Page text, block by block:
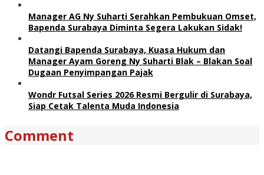
Manager AG Ny Suharti Serahkan Pembukuan Omset,
Bapenda Surabaya Diminta Segera Lakukan Sidak!
Datangi Bapenda Surabaya, Kuasa Hukum dan
Manager Ayam Goreng Ny Suharti Blak – Blakan Soal
Dugaan Penyimpangan Pajak
Wondr Futsal Series 2026 Resmi Bergulir di Surabaya,
Siap Cetak Talenta Muda Indonesia
Comment